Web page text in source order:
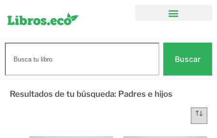
Buscar
Resultados de tu búsqueda: Padres e hijos